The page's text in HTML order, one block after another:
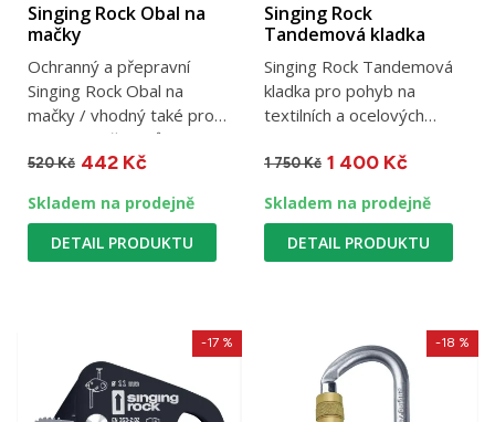
Singing Rock Obal na
mačky
Ochranný a přepravní
Singing Rock Obal na
mačky / vhodný také pro
skladování šroubů do ledu
či...
520 Kč 442 Kč
Skladem na prodejně
DETAIL PRODUKTU
Singing Rock
Tandemová kladka
Singing Rock Tandemová
kladka pro pohyb na
textilních a ocelových
1 750 Kč 1 400 Kč
Skladem na prodejně
DETAIL PRODUKTU
-17 % -18 %